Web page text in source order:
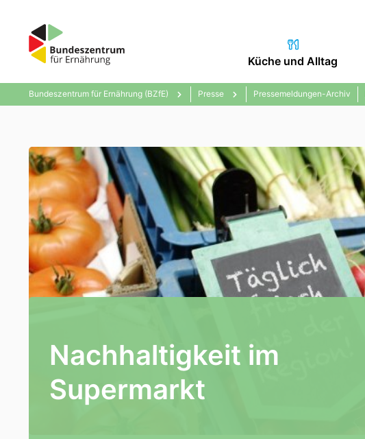
Küche und Alltag
Bundeszentrum für Ernährung (BZfE) Presse Pressemeldungen-Archiv
Nachhaltigkeit im
Supermarkt